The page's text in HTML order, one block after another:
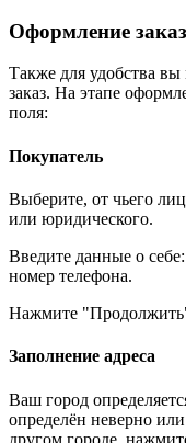
Оформление
Также для удобства
заказ. На этапе
поля:
Покупатель
Выберите, от чьего
или юридического.
Введите данные о
номер телефона.
Нажмите
Заполнение адреса
Ваш город
определён неверно
другом городе,